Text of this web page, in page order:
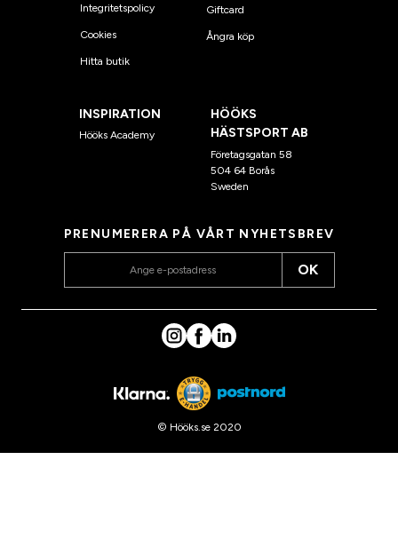
Integritetspolicy
Cookies
Hitta butik
Giftcard
Ångra köp
INSPIRATION
Hööks Academy
HÖÖKS
HÄSTSPORT AB
Företagsgatan 58
504 64 Borås
Sweden
PRENUMERERA PÅ VÅRT NYHETSBREV
OK
© Hööks.se 2020